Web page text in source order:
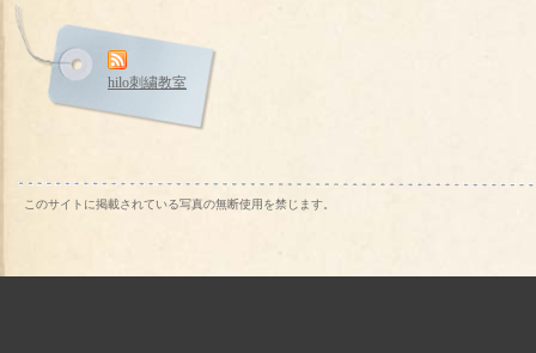
hilo刺繍教室
このサイトに掲載されている写真の無断使用を禁じます。